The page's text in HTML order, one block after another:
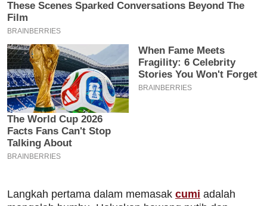
Langkah pertama dalam memasak cumi adalah